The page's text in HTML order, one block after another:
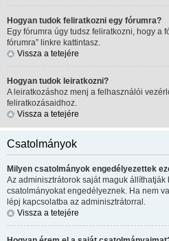
Hogyan tudok feliratkozni egy fórumra?
Egy fórumra úgy tudsz feliratkozni, hogy a
fórumra” linkre kattintasz.
Vissza a tetejére
Hogyan tudok leiratkozni?
A leiratkozáshoz menj a felhasználói
feliratkozásaidhoz.
Vissza a tetejére
Csatolmányok
Milyen csatolmányok engedélyezettek
Az adminisztrátorok saját maguk állíthatják
csatolmányokat engedélyeznek. Ha nem
lépj kapcsolatba az adminisztrátorral.
Vissza a tetejére